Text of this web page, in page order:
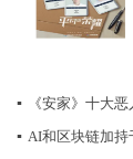
▪
《安家》十大
▪ AI和区块链加持